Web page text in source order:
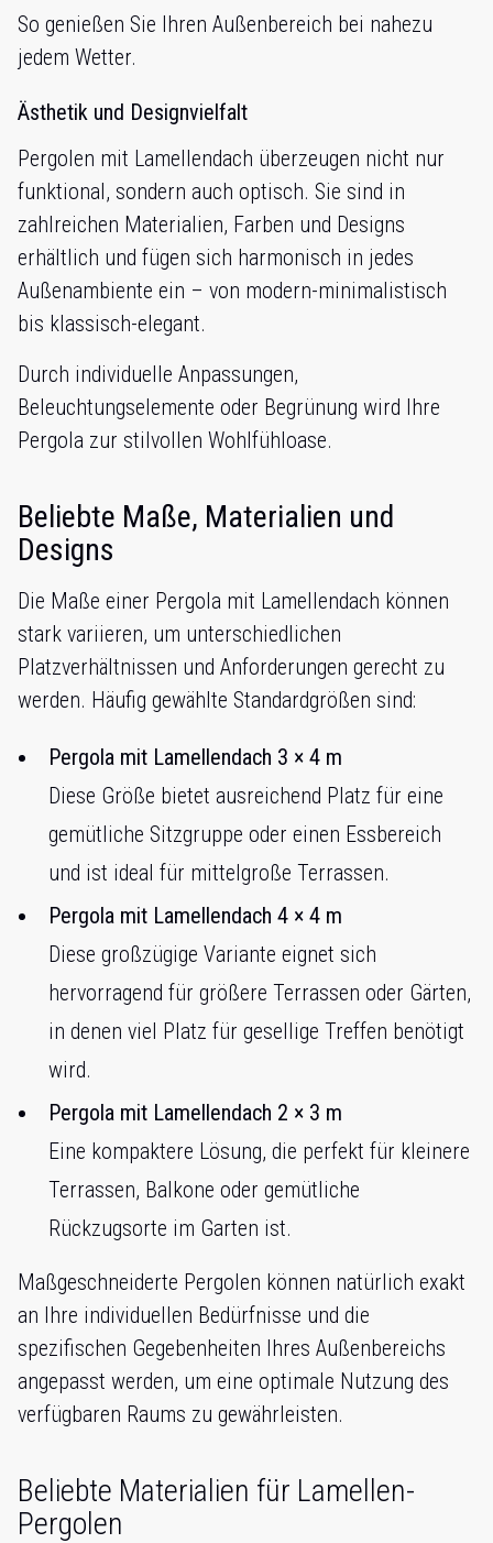
So genießen Sie Ihren Außenbereich bei nahezu
jedem Wetter.
Ästhetik und Designvielfalt
Pergolen mit Lamellendach überzeugen nicht nur
funktional, sondern auch optisch. Sie sind in
zahlreichen Materialien, Farben und Designs
erhältlich und fügen sich harmonisch in jedes
Außenambiente ein – von modern-minimalistisch
bis klassisch-elegant.
Durch individuelle Anpassungen,
Beleuchtungselemente oder Begrünung wird Ihre
Pergola zur stilvollen Wohlfühloase.
Beliebte Maße, Materialien und
Designs
Die Maße einer Pergola mit Lamellendach können
stark variieren, um unterschiedlichen
Platzverhältnissen und Anforderungen gerecht zu
werden. Häufig gewählte Standardgrößen sind:
Pergola mit Lamellendach 3 × 4 m
Diese Größe bietet ausreichend Platz für eine
gemütliche Sitzgruppe oder einen Essbereich
und ist ideal für mittelgroße Terrassen.
Pergola mit Lamellendach 4 × 4 m
Diese großzügige Variante eignet sich
hervorragend für größere Terrassen oder Gärten,
in denen viel Platz für gesellige Treffen benötigt
wird.
Pergola mit Lamellendach 2 × 3 m
Eine kompaktere Lösung, die perfekt für kleinere
Terrassen, Balkone oder gemütliche
Rückzugsorte im Garten ist.
Maßgeschneiderte Pergolen können natürlich exakt
an Ihre individuellen Bedürfnisse und die
spezifischen Gegebenheiten Ihres Außenbereichs
angepasst werden, um eine optimale Nutzung des
verfügbaren Raums zu gewährleisten.
Beliebte Materialien für Lamellen-
Pergolen